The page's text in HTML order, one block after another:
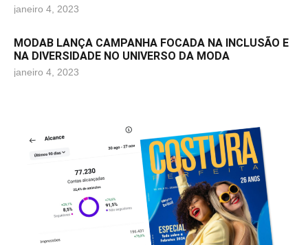
janeiro 4, 2023
MODAB LANÇA CAMPANHA FOCADA NA INCLUSÃO E
NA DIVERSIDADE NO UNIVERSO DA MODA
janeiro 4, 2023